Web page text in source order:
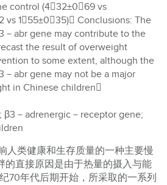
control (432±069 vs
vs 155±035) Conclusions: The
－abr gene may contribute to the
the result of overweight
to some extent, although the
abr gene may not be a major
in Chinese children
－adrenergic－receptor gene;
类健康和生存质量的一种主要慢
的直接原因是由于热量的摄入与能
70年代后期开始，所采取的一系列